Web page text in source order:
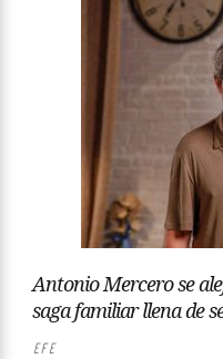
Antonio Mercero se
saga familiar llena de
EFE